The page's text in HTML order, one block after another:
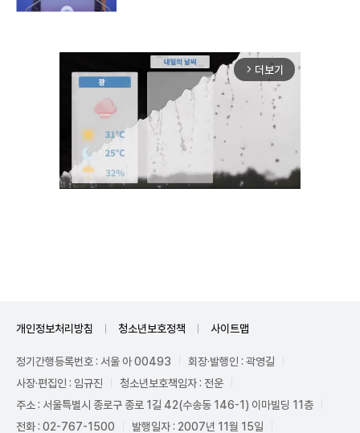
arrow_forward_ios 더보기
개인정보처리방침 청소년보호정책 사이트맵
정기간행등록번호 : 서울 아 00493
회장·발행인 : 곽영길
사장·편집인 : 임규진
청소년보호책임자 : 전운
주소 : 서울특별시 종로구 종로 1길 42(수송동 146-1) 이마빌딩 11층
전화 : 02-767-1500
발행일자 : 2007년 11월 15일